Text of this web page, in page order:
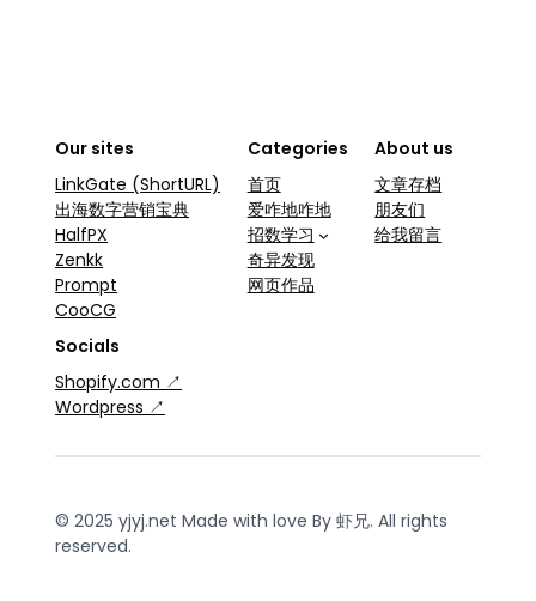
Our sites
LinkGate (ShortURL)
出海数字营销宝典
HalfPX
Zenkk
Prompt
CooCG
Categories
首页
爱咋地咋地
招数学习
奇异发现
网页作品
About us
文章存档
朋友们
给我留言
Socials
Shopify.com ↗
Wordpress ↗
© 2025 yjyj.net Made with love By 虾兄. All rights
reserved.